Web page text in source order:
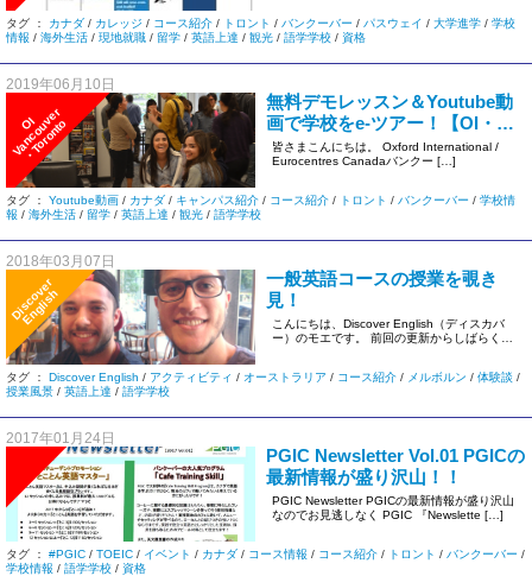
タグ ： カナダ / カレッジ / コース紹介 / トロント / バンクーバー / パスウェイ / 大学進学 / 学校
情報 / 海外生活 / 現地就職 / 留学 / 英語上達 / 観光 / 語学学校 / 資格
2019年06月10日
O
I
V
a
n
c
o
u
v
e
r
・
T
o
r
o
n
t
o
無料デモレッスン＆Youtube動
画で学校をe-ツアー！【OI・
Eurocenres バンクーバー】
皆さまこんにちは。 Oxford International /
Eurocentres Canadaバンクー […]
タグ ： Youtube動画 / カナダ / キャンパス紹介 / コース紹介 / トロント / バンクーバー / 学校情
報 / 海外生活 / 留学 / 英語上達 / 観光 / 語学学校
2018年03月07日
D
i
s
c
o
v
e
r
E
n
g
l
i
s
h
一般英語コースの授業を覗き
見！
こんにちは、Discover English（ディスカバ
ー）のモエです。 前回の更新からしばらく日
タグ ： Discover English / アクティビティ / オーストラリア / コース紹介 / メルボルン / 体験談 /
授業風景 / 英語上達 / 語学学校
2017年01月24日
PGIC Newsletter Vol.01 PGICの
最新情報が盛り沢山！！
PGIC Newsletter PGICの最新情報が盛り沢山
なのでお見逃しなく PGIC 『Newslette […]
タグ ： #PGIC / TOEIC / イベント / カナダ / コース情報 / コース紹介 / トロント / バンクーバー /
学校情報 / 語学学校 / 資格